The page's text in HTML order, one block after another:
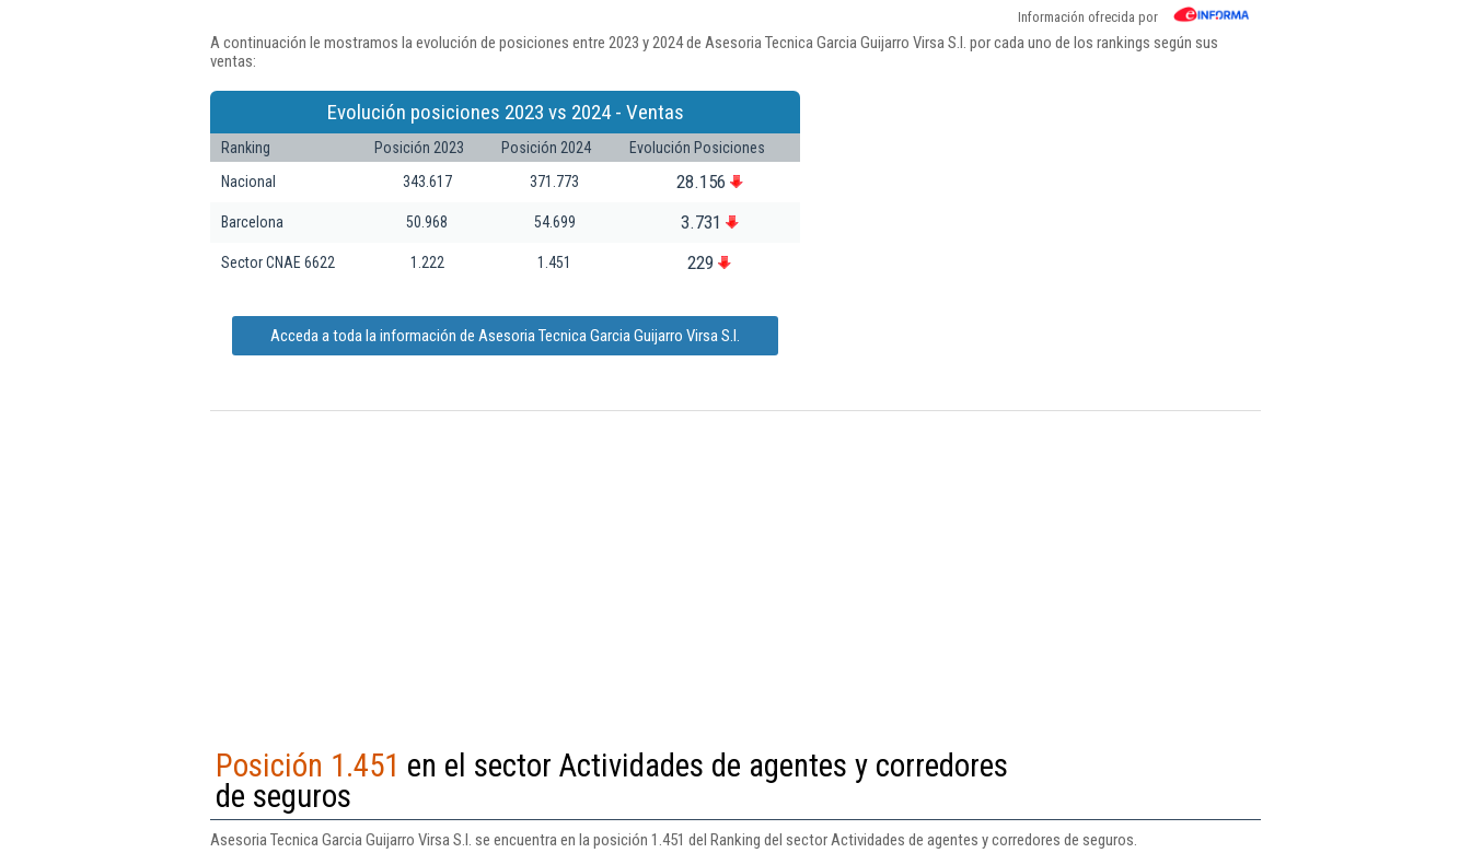
Información ofrecida por
A continuación le mostramos la evolución de posiciones entre 2023 y 2024 de Asesoria Tecnica Garcia Guijarro Virsa S.l. por cada uno de los rankings según sus
ventas:
Evolución posiciones 2023 vs 2024 - Ventas
Ranking Posición 2023 Posición 2024
Evolución Posiciones
Nacional
343.617 371.773 28.156
Barcelona 50.968 54.699 3.731
Sector CNAE 6622 1.222 1.451 229
Acceda a toda la información de Asesoria Tecnica Garcia Guijarro Virsa S.l.
Posición 1.451 en el sector Actividades de agentes y corredores
de seguros
Asesoria Tecnica Garcia Guijarro Virsa S.l. se encuentra en la posición 1.451 del Ranking del sector Actividades de agentes y corredores de seguros.